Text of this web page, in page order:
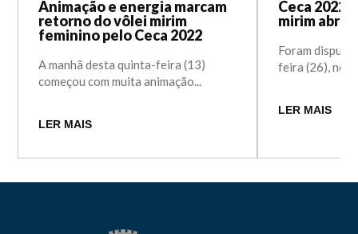
Animação e energia marcam
retorno do vôlei mirim
feminino pelo Ceca 2022
A manhã desta quinta-feira (13)
começou com muita animação...
LER MAIS
Ceca
mirim abre
Foram
feira (26), no
LER MAIS